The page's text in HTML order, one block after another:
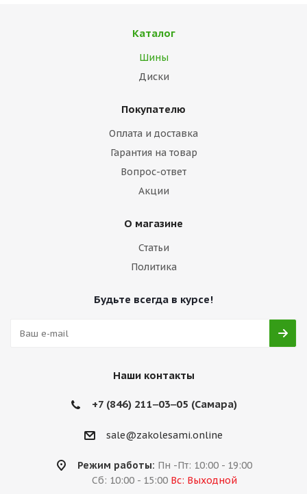
Каталог
Шины
Диски
Покупателю
Оплата и доставка
Гарантия на товар
Вопрос-ответ
Акции
О магазине
Статьи
Политика
Будьте всегда в курсе!
Наши контакты
+7 (846) 211‒03‒05 (Самара)
sale@zakolesami.online
Режим работы: Пн -Пт: 10:00 - 19:00
Сб: 10:00 - 15:00 Вс: Выходной